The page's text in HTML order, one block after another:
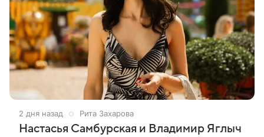
2 дня назад Рита Захарова
Настасья Самбурская и Владимир Яглыч